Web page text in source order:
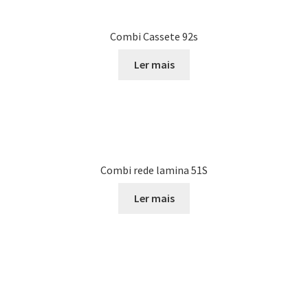
Combi Cassete 92s
Ler mais
Combi rede lamina 51S
Ler mais